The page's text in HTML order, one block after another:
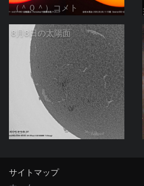
（＾０＾）コメト
8月8日の太陽面
ta-o
サイトマップ